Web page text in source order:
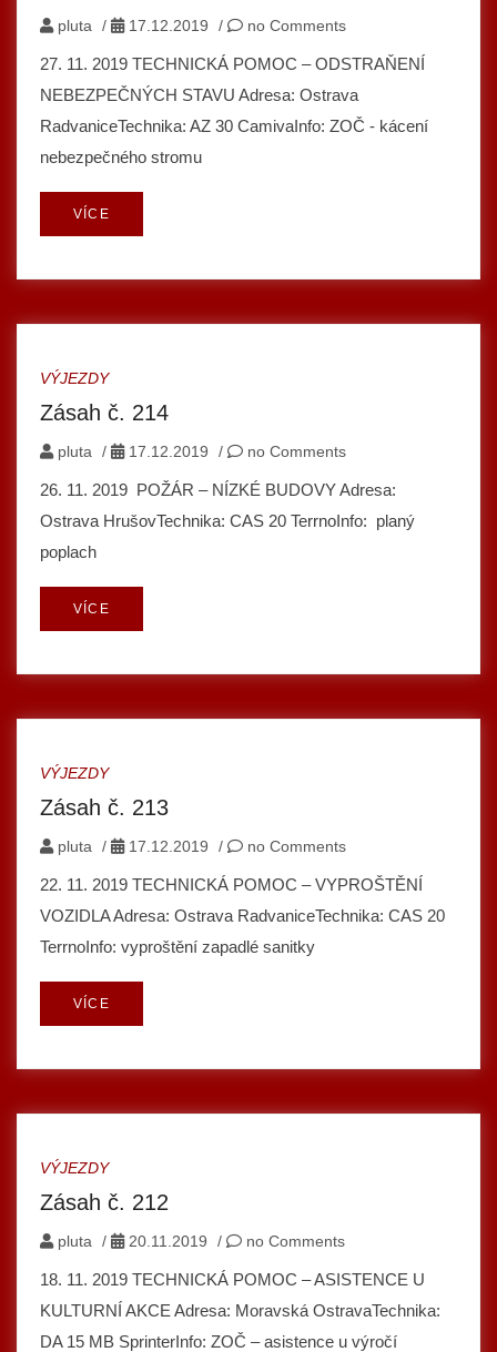
pluta / 17.12.2019 / no Comments
27. 11. 2019 TECHNICKÁ POMOC – ODSTRAŇENÍ
NEBEZPEČNÝCH STAVU Adresa: Ostrava
RadvaniceTechnika: AZ 30 CamivaInfo: ZOČ - kácení
nebezpečného stromu
VÍCE
VÝJEZDY
Zásah č. 214
pluta / 17.12.2019 / no Comments
26. 11. 2019 POŽÁR – NÍZKÉ BUDOVY Adresa:
Ostrava HrušovTechnika: CAS 20 TerrnoInfo: planý
poplach
VÍCE
VÝJEZDY
Zásah č. 213
pluta / 17.12.2019 / no Comments
22. 11. 2019 TECHNICKÁ POMOC – VYPROŠTĚNÍ
VOZIDLA Adresa: Ostrava RadvaniceTechnika: CAS 20
TerrnoInfo: vyproštění zapadlé sanitky
VÍCE
VÝJEZDY
Zásah č. 212
pluta / 20.11.2019 / no Comments
18. 11. 2019 TECHNICKÁ POMOC – ASISTENCE U
KULTURNÍ AKCE Adresa: Moravská OstravaTechnika:
DA 15 MB SprinterInfo: ZOČ – asistence u výročí